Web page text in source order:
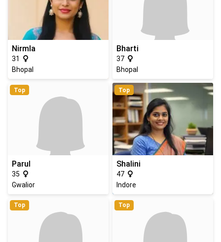
Nirmla
31
Bhopal
Bharti
37
Bhopal
Top
Parul
35
Gwalior
Top
Shalini
47
Indore
Top Top